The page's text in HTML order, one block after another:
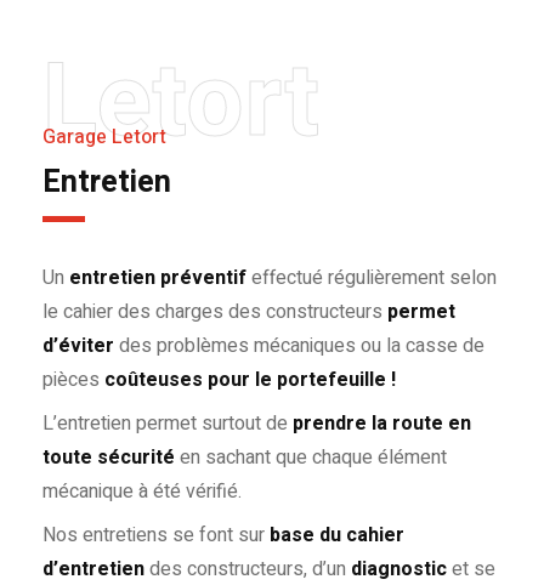
Letort
Garage Letort
Entretien
Un entretien préventifeffectué régulièrement selon
le cahier des charges des constructeurs permet
d’éviter des problèmes mécaniques ou la casse de
pièces coûteuses pour le portefeuille !
L’entretien permet surtout de prendre la route en
toute sécurité en sachant que chaque élément
mécanique à été vérifié.
Nos entretiens se font sur base du cahier
d’entretiendes constructeurs, d’un diagnosticet se